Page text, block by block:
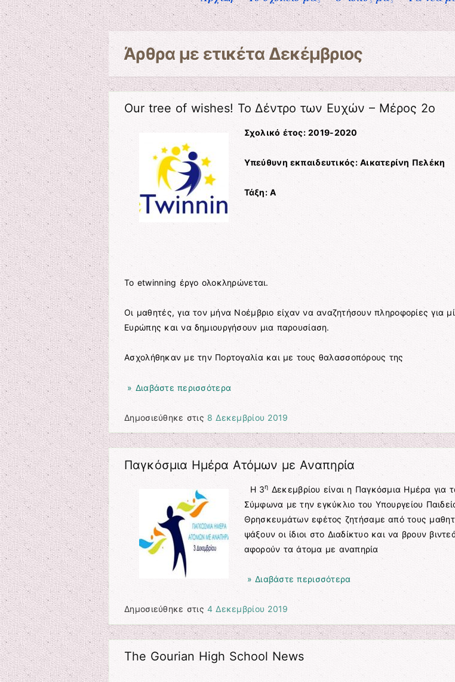
Άρθρα με ετικέταΔεκέμβριος
Our tree of wishes! Το Δέντρο των Ευχών – Μέρος 2ο
Σχολικό έτος: 2019-2020
Υπεύθυνη εκπαιδευτικός: Αικατερίνη Πελέκη
Τάξη: A
Το etwinning έργο ολοκληρώνεται.
Οι μαθητές, για τον μήνα Νοέμβριο είχαν να αναζητήσουν πληροφορίες για
Ευρώπης και να δημιουργήσουν μια παρουσίαση.
Ασχολήθηκαν με την Πορτογαλία και με τους θαλασσοπόρους της
» Διαβάστε περισσότερα
Δημοσιεύθηκε στις 8 Δεκεμβρίου 2019
Παγκόσμια Ημέρα Ατόμων με Αναπηρία
Η 3η Δεκεμβρίου είναι η Παγκόσμια Ημέρα για
Σύμφωνα με την εγκύκλιο του Υπουργείου
Θρησκευμάτων εφέτος ζητήσαμε από τους
ψάξουν οι ίδιοι στο Διαδίκτυο και να βρουν
αφορούν τα άτομα με αναπηρία
» Διαβάστε περισσότερα
Δημοσιεύθηκε στις 4 Δεκεμβρίου 2019
The Gourian High School News